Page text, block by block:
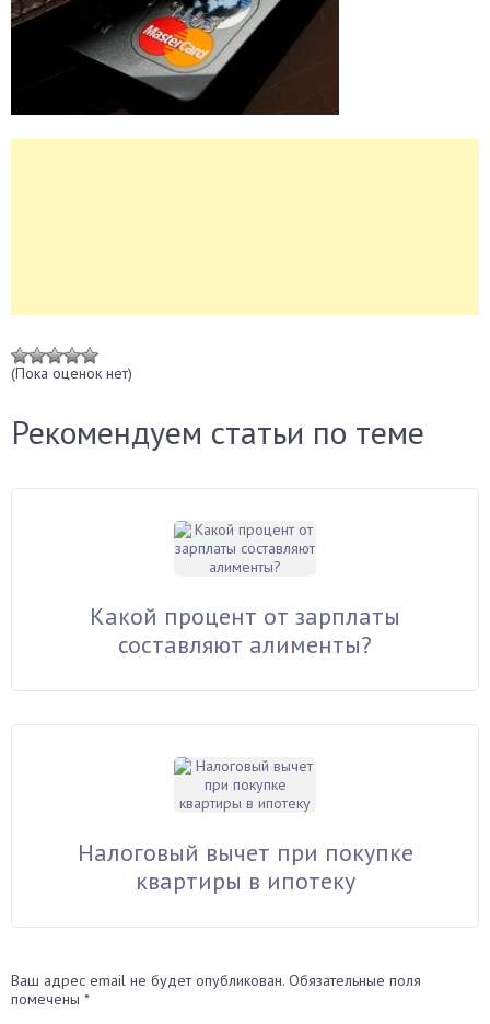
(Пока оценок нет)
Рекомендуем статьи по теме
Какой процент от зарплаты
составляют алименты?
Налоговый вычет при покупке
квартиры в ипотеку
Ваш адрес email не будет опубликован. Обязательные поля
помечены *